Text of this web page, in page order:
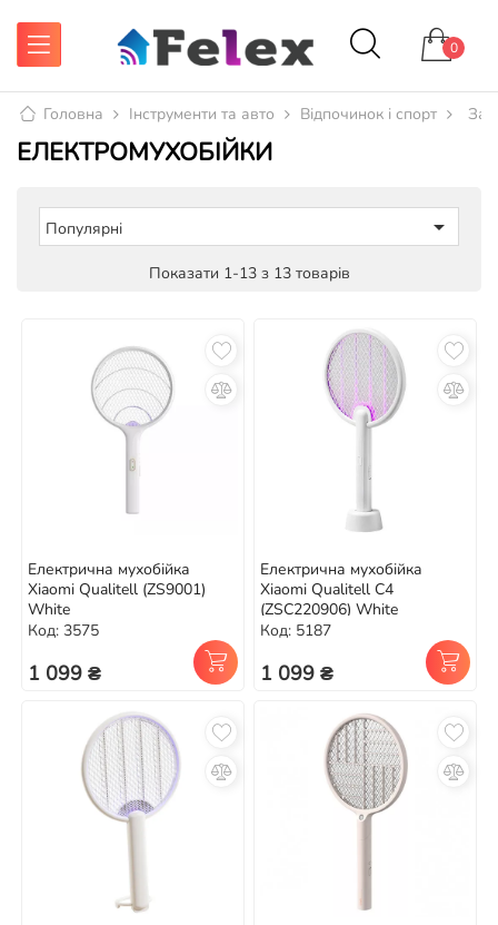
0
Головна Інструменти та авто Відпочинок і спорт
ЕЛЕКТРОМУХОБІЙКИ
Популярні 
Показати 1-13 з 13 товарів
Електрична мухобійка
Xiaomi Qualitell (ZS9001)
White
Код: 3575
1 099 ₴
Електрична мухобійка
Xiaomi Qualitell C4
(ZSC220906) White
Код: 5187
1 099 ₴